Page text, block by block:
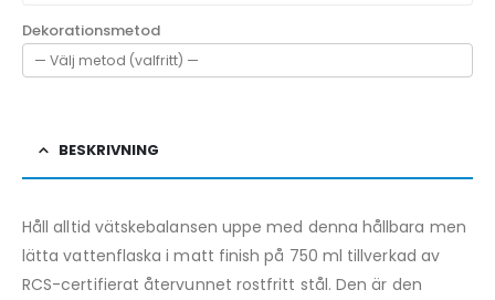
Dekorationsmetod
BESKRIVNING
Håll alltid vätskebalansen uppe med denna hållbara men
lätta vattenflaska i matt finish på 750 ml tillverkad av
RCS-certifierat återvunnet rostfritt stål. Den är den